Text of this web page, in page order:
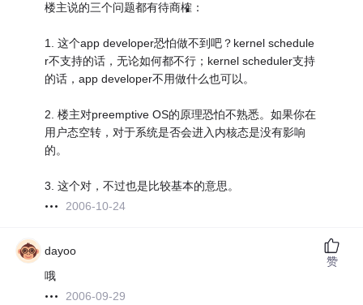
楼主说的三个问题都有待商榷：
1. 这个app developer恐怕做不到吧？kernel schedule
r不支持的话，无论如何都不行；kernel scheduler支持
的话，app developer不用做什么也可以。
2. 楼主对preemptive OS的原理恐怕不熟悉。如果你在
用户态空转，对于系统是否会进入内核态是没有影响
的。
3. 这个对，不过也是比较基本的意思。
2006-10-24
dayoo
哦
2006-09-29
赞